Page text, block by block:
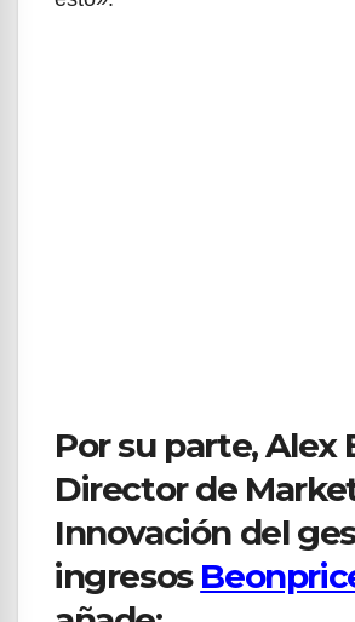
Por su parte, Alex
Director de
Innovación del
ingresos